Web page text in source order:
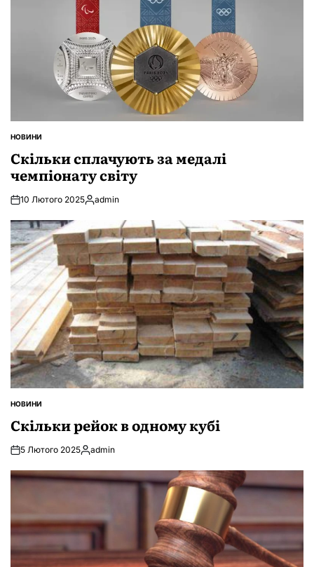
ОПУБЛІКУВАТИ
НОВИНИ
Скільки сплачують за медалі
чемпіонату світу
10 Лютого 2025Опубліковано
admin
ОПУБЛІКУВАТИ
НОВИНИ
Скільки рейок в одному кубі
5 Лютого 2025Опубліковано
admin